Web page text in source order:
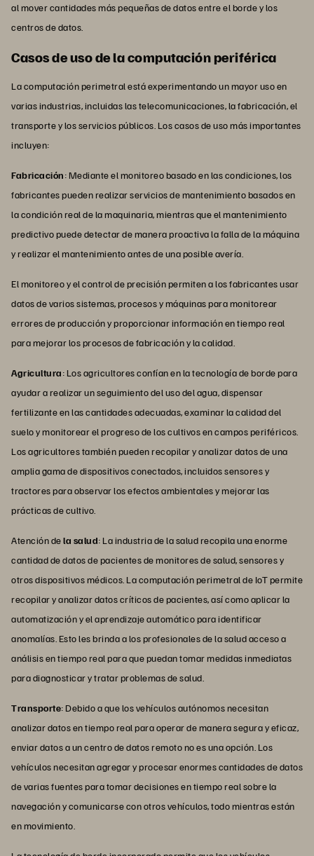
al mover cantidades más pequeñas de datos entre el borde y los
centros de datos.
Casos de uso de la computación periférica
La computación perimetral está experimentando un mayor uso en
varias industrias, incluidas las telecomunicaciones, la fabricación, el
transporte y los servicios públicos. Los casos de uso más importantes
incluyen:
Fabricación: Mediante el monitoreo basado en las condiciones, los
fabricantes pueden realizar servicios de mantenimiento basados en
la condición real de la maquinaria, mientras que el mantenimiento
predictivo puede detectar de manera proactiva la falla de la máquina
y realizar el mantenimiento antes de una posible avería.
El monitoreo y el control de precisión permiten a los fabricantes usar
datos de varios sistemas, procesos y máquinas para monitorear
errores de producción y proporcionar información en tiempo real
para mejorar los procesos de fabricación y la calidad.
Agricultura: Los agricultores confían en la tecnología de borde para
ayudar a realizar un seguimiento del uso del agua, dispensar
fertilizante en las cantidades adecuadas, examinar la calidad del
suelo y monitorear el progreso de los cultivos en campos periféricos.
Los agricultores también pueden recopilar y analizar datos de una
amplia gama de dispositivos conectados, incluidos sensores y
tractores para observar los efectos ambientales y mejorar las
prácticas de cultivo.
Atención dela salud: La industria de la salud recopila una enorme
cantidad de datos de pacientes de monitores de salud, sensores y
otros dispositivos médicos. La computación perimetral de IoT permite
recopilar y analizar datos críticos de pacientes, así como aplicar la
automatización y el aprendizaje automático para identificar
anomalías. Esto les brinda a los profesionales de la salud acceso a
análisis en tiempo real para que puedan tomar medidas inmediatas
para diagnosticar y tratar problemas de salud.
Transporte: Debido a que los vehículos autónomos necesitan
analizar datos en tiempo real para operar de manera segura y eficaz,
enviar datos a un centro de datos remoto no es una opción. Los
vehículos necesitan agregar y procesar enormes cantidades de datos
de varias fuentes para tomar decisiones en tiempo real sobre la
navegación y comunicarse con otros vehículos, todo mientras están
en movimiento.